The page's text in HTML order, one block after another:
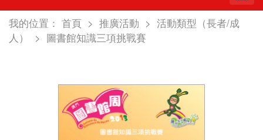
我的位置： 首頁 > 推廣活動 > 活動類型（長者/成
人）
> 圖書館知識三項挑戰賽